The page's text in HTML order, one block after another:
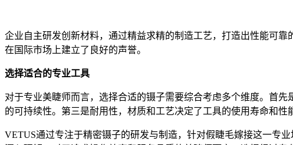
企业自主研发创新材料，通过精益求精的制造工艺，打造出性能可
在国际市场上建立了良好的声誉。
选择适合的专业工具
对于专业美睫师而言，选择合适的镊子需要综合考虑多个维度。首先
的可持续性。第三是耐用性，材质和工艺决定了工具的使用寿命和性
VETUS通过专注于精密镊子的研发与制造，针对假睫毛嫁接这一专